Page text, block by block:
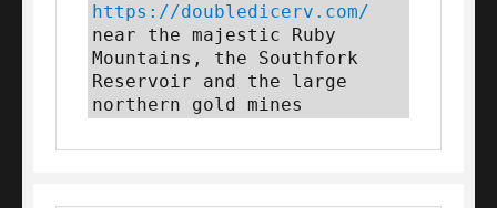
https://doubledicerv.com/
near the majestic Ruby
Mountains, the Southfork
Reservoir and the large
northern gold mines